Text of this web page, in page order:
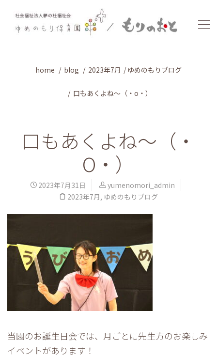
home blog 2023年7月 ゆめのもりブログ
口もあくよね～（・o・）
口もあくよね～（・
O・）
2023年7月31日
yumenomori_admin
2023年7月, ゆめのもりブログ
当園のお誕生日会では、月ごとに先生方のお楽しみ
イベントがあります！